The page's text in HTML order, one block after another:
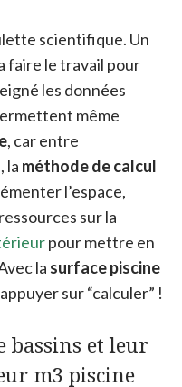
scientifique. Un
faire le travail pour
les données
même
, car entre
la méthode de calcul
l’espace,
sur la
pour mettre en
la surface piscine
sur “calculer” !
bassins et leur
m3 piscine